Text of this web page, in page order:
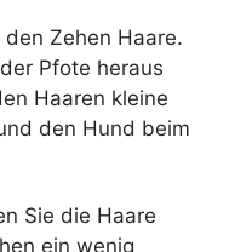
Zehen Haare.
Pfote heraus
Haaren kleine
den Hund beim
Sie die Haare
ein wenig